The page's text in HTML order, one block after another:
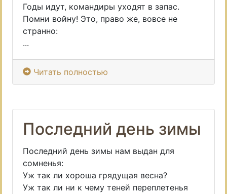
Годы идут, командиры уходят в запас.
Помни войну! Это, право же, вовсе не
странно:
...
Читать полностью
Последний день зимы
Последний день зимы нам выдан для
сомненья:
Уж так ли хороша грядущая весна?
Уж так ли ни к чему теней переплетенья